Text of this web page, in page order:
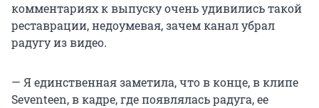
комментариях к выпуску очень удивились такой
реставрации, недоумевая, зачем канал убрал
радугу из видео.
— Я единственная заметила, что в конце, в клипе
Seventeen, в кадре, где появлялась радуга, ее